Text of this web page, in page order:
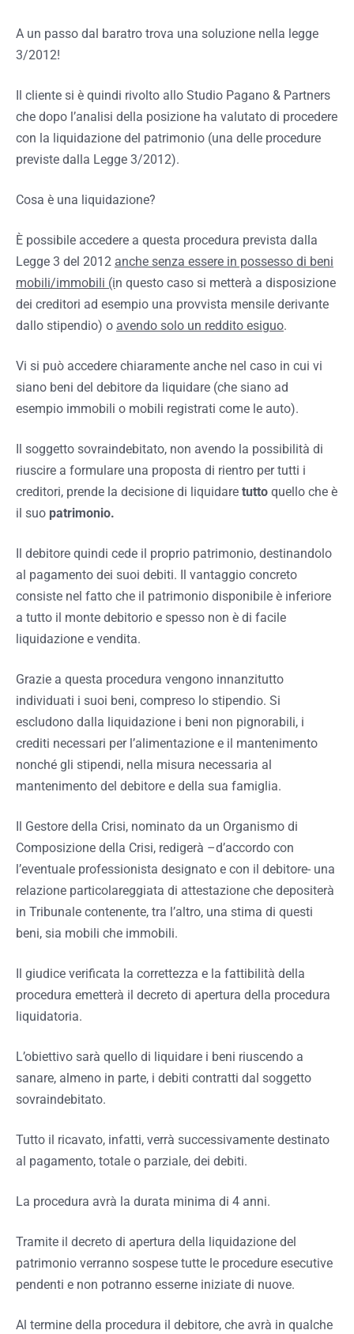
A un passo dal baratro trova una soluzione nella legge
3/2012!
Il cliente si è quindi rivolto allo Studio Pagano & Partners
che dopo l’analisi della posizione ha valutato di procedere
con la liquidazione del patrimonio (una delle procedure
previste dalla Legge 3/2012).
Cosa è una liquidazione?
È possibile accedere a questa procedura prevista dalla
Legge 3 del 2012 anche senza essere in possesso di beni
mobili/immobili (in questo caso si metterà a disposizione
dei creditori ad esempio una provvista mensile derivante
dallo stipendio) o avendo solo un reddito esiguo.
Vi si può accedere chiaramente anche nel caso in cui vi
siano beni del debitore da liquidare (che siano ad
esempio immobili o mobili registrati come le auto).
Il soggetto sovraindebitato, non avendo la possibilità di
riuscire a formulare una proposta di rientro per tutti i
creditori, prende la decisione di liquidare tutto quello che è
il suo patrimonio.
Il debitore quindi cede il proprio patrimonio, destinandolo
al pagamento dei suoi debiti. Il vantaggio concreto
consiste nel fatto che il patrimonio disponibile è inferiore
a tutto il monte debitorio e spesso non è di facile
liquidazione e vendita.
Grazie a questa procedura vengono innanzitutto
individuati i suoi beni, compreso lo stipendio. Si
escludono dalla liquidazione i beni non pignorabili, i
crediti necessari per l’alimentazione e il mantenimento
nonché gli stipendi, nella misura necessaria al
mantenimento del debitore e della sua famiglia.
Il Gestore della Crisi, nominato da un Organismo di
Composizione della Crisi, redigerà –d’accordo con
l’eventuale professionista designato e con il debitore- una
relazione particolareggiata di attestazione che depositerà
in Tribunale contenente, tra l’altro, una stima di questi
beni, sia mobili che immobili.
Il giudice verificata la correttezza e la fattibilità della
procedura emetterà il decreto di apertura della procedura
liquidatoria.
L’obiettivo sarà quello di liquidare i beni riuscendo a
sanare, almeno in parte, i debiti contratti dal soggetto
sovraindebitato.
Tutto il ricavato, infatti, verrà successivamente destinato
al pagamento, totale o parziale, dei debiti.
La procedura avrà la durata minima di 4 anni.
Tramite il decreto di apertura della liquidazione del
patrimonio verranno sospese tutte le procedure esecutive
pendenti e non potranno esserne iniziate di nuove.
Al termine della procedura il debitore, che avrà in qualche